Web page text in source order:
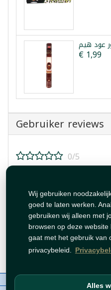
Wij gebruiken
goed te laten werken.
gebruiken wij alleen met
browsen op deze
gaat met het gebruik van
privacybeleid.
Alles
عود هيم
€ 1,99
Gebruiker reviews
0/5
Beoordeling plaatsen
Over ons